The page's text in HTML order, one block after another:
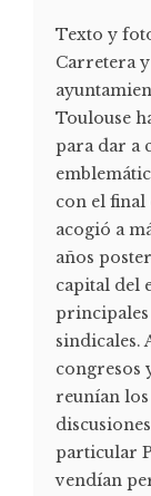
Texto y
Carretera
Toulouse
para dar a
con el final
acogió a
años
capital del
sindicales.
congresos
reunían
particular
vendían